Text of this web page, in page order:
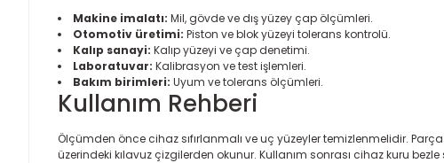
Makine imalatı: Mil, gövde ve dış yüzey çap ölçümleri.
Otomotiv üretimi: Piston ve blok yüzeyi tolerans kontrolü.
Kalıp sanayi: Kalıp yüzeyi ve çap denetimi.
Laboratuvar: Kalibrasyon ve test işlemleri.
Bakım birimleri: Uyum ve tolerans ölçümleri.
Kullanım Rehberi
Ölçümden önce cihaz sıfırlanmalı ve uç yüzeyler temizlenmelidir.
üzerindeki kılavuz çizgilerden okunur. Kullanım sonrası cihaz kuru